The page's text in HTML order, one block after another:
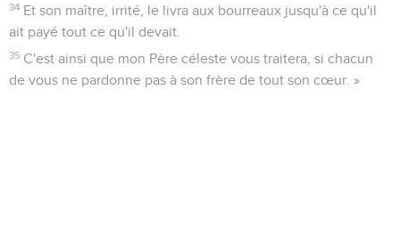
34 Et son maître, irrité, le livra aux bourreaux jusqu'à ce qu'il
ait payé tout ce qu'il devait.
35 C'est ainsi que mon Père céleste vous traitera, si chacun
de vous ne pardonne pas à son frère de tout son cœur. »